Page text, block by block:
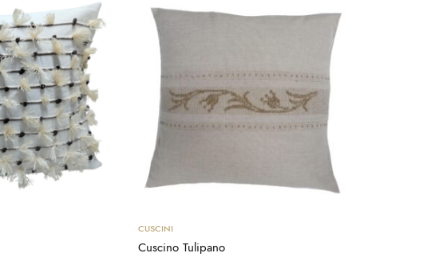
CUSCINI
Cuscino Tulipano